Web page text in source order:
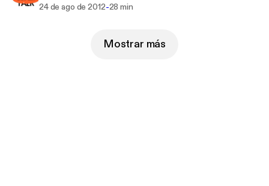
24 de ago de 2012-28 min
Mostrar más